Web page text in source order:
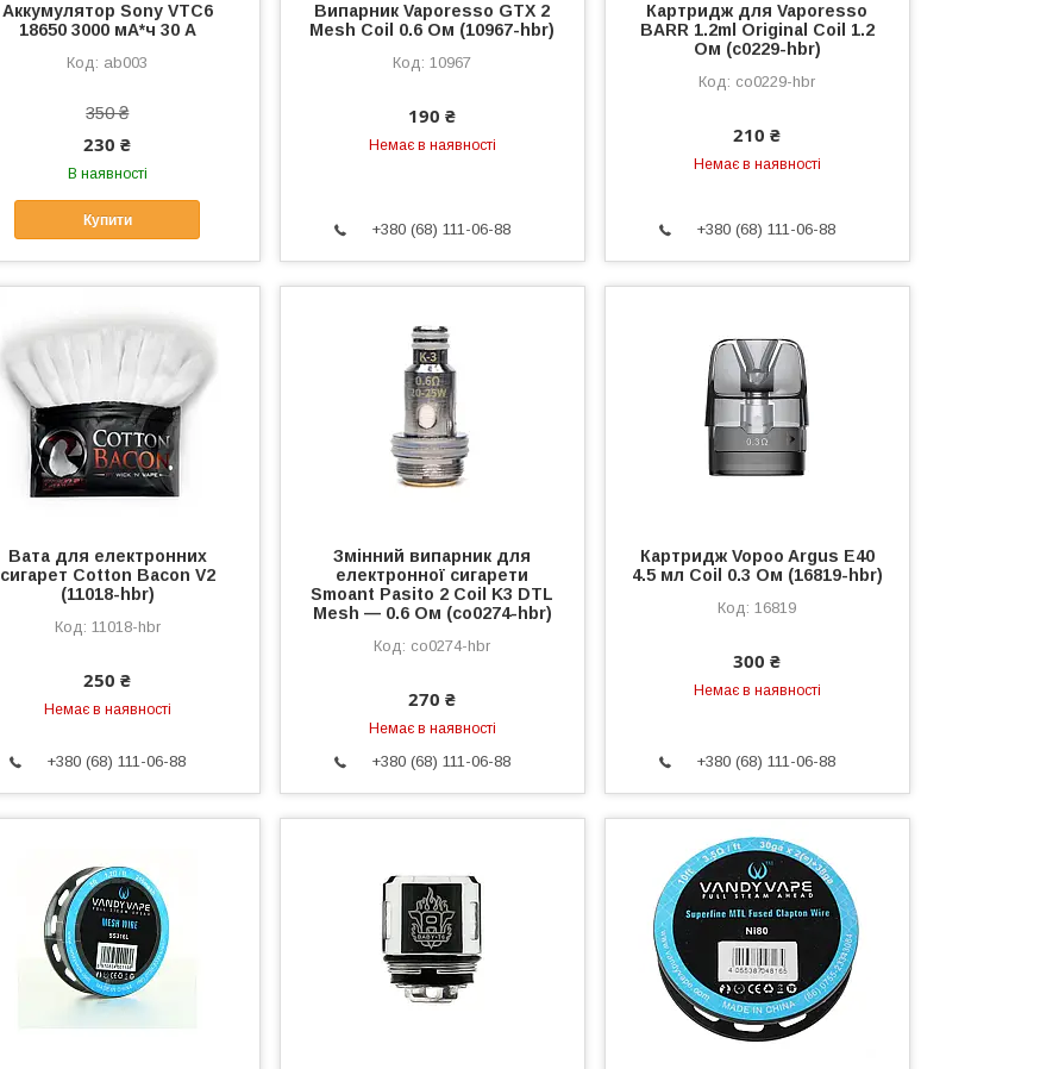
Аккумулятор Sony VTC6
18650 3000 мА*ч 30 A
ab003
350 ₴
230 ₴
В наявності
Купити
Випарник Vaporesso GTX 2
Mesh Coil 0.6 Ом (10967-hbr)
10967
190 ₴
Немає в наявності
+380 (68) 111-06-88
Картридж для Vaporesso
BARR 1.2ml Original Coil 1.2
Ом (c0229-hbr)
co0229-hbr
210 ₴
Немає в наявності
+380 (68) 111-06-88
Вата для електронних
сигарет Cotton Bacon V2
(11018-hbr)
11018-hbr
250 ₴
Немає в наявності
+380 (68) 111-06-88
Змінний випарник для
електронної сигарети
Smoant Pasito 2 Coil K3 DTL
Mesh — 0.6 Ом (co0274-hbr)
co0274-hbr
270 ₴
Немає в наявності
+380 (68) 111-06-88
Картридж Vopoo Argus E40
4.5 мл Coil 0.3 Ом (16819-hbr)
16819
300 ₴
Немає в наявності
+380 (68) 111-06-88